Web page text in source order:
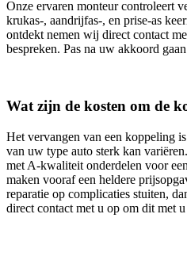
Onze ervaren monteur controleert
krukas-, aandrijfas-, en prise-as
ontdekt nemen wij direct contact
bespreken. Pas na uw akkoord
Wat zijn de kosten om de
Het vervangen van een koppeling
van uw type auto sterk kan
met A-kwaliteit onderdelen voor
maken vooraf een heldere
reparatie op complicaties stuiten,
direct contact met u op om dit met u